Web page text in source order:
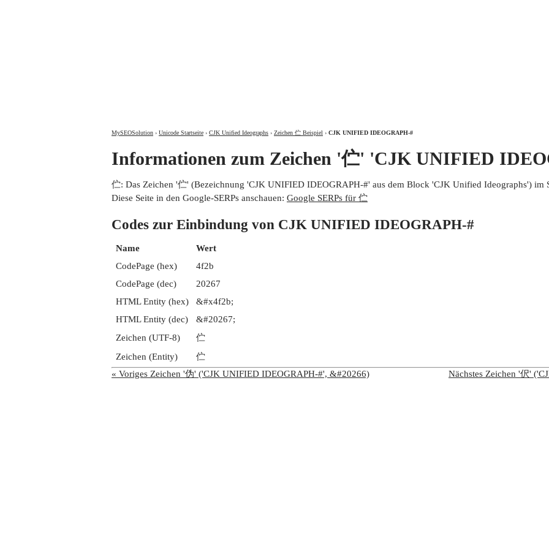
MySEOSolution › Unicode Startseite › CJK Unified Ideographs › Zeichen 伫 Beispiel › CJK UNIFIED IDEOGRAPH-#
Informationen zum Zeichen '伫' 'CJK UNIFIED
伫: Das Zeichen '伫' (Bezeichnung 'CJK UNIFIED IDEOGRAPH-#' aus dem Block 'CJK Unified Ideographs') im
Diese Seite in den Google-SERPs anschauen: Google SERPs für 伫
Codes zur Einbindung von CJK UNIFIED IDEOGRAPH-#
Name
Wert
CodePage (hex)
4f2b
CodePage (dec)
20267
HTML Entity (hex)
&#x4f2b;
HTML Entity (dec)
&#20267;
Zeichen (UTF-8)
伫
Zeichen (Entity)
伫
« Voriges Zeichen '伪' ('CJK UNIFIED IDEOGRAPH-#', &#20266)
Nächstes Zeichen '伬'